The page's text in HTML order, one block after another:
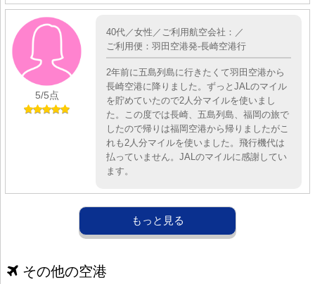
5/5点
40代／女性／ご利用航空会社：／
ご利用便：羽田空港発-長崎空港行
2年前に五島列島に行きたくて羽田空港から
長崎空港に降りました。ずっとJALのマイル
を貯めていたので2人分マイルを使いまし
た。この度では長崎、五島列島、福岡の旅で
したので帰りは福岡空港から帰りましたがこ
れも2人分マイルを使いました。飛行機代は
払っていません。JALのマイルに感謝してい
ます。
その他の空港